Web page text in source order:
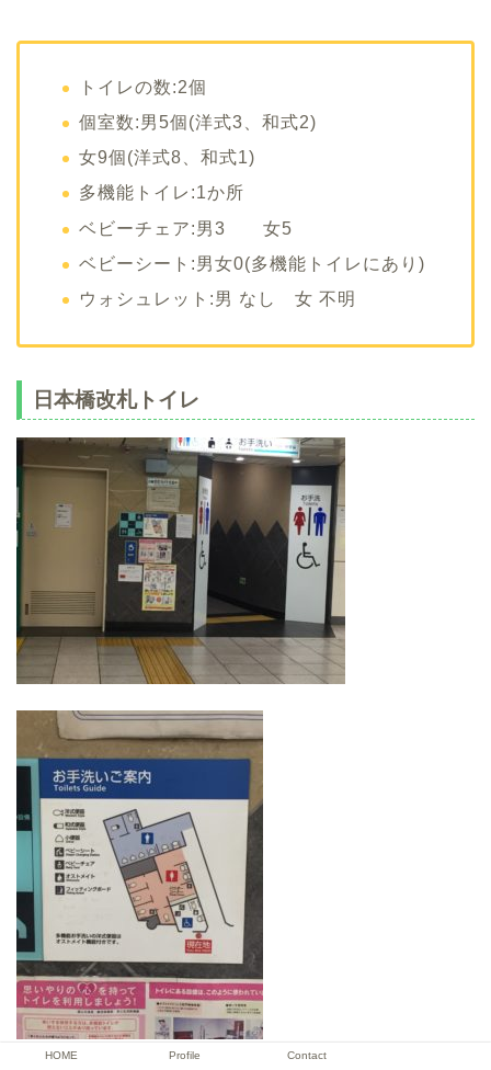
トイレの数:2個
個室数:男5個(洋式3、和式2)
女9個(洋式8、和式1)
多機能トイレ:1か所
ベビーチェア:男3 女5
ベビーシート:男女0(多機能トイレにあり)
ウォシュレット:男 なし 女 不明
日本橋改札トイレ
HOME Profile Contact